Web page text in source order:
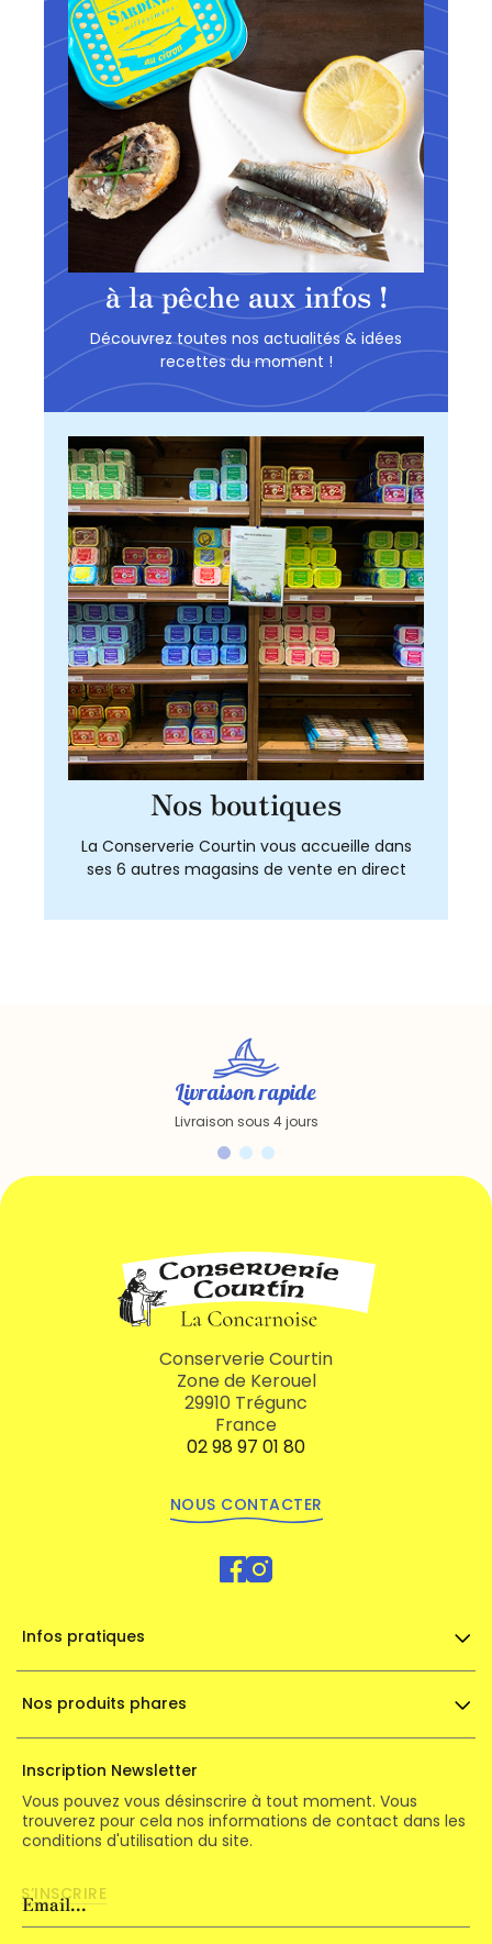
à la pêche aux infos !
Découvrez toutes nos actualités & idées
recettes du moment !
Nos boutiques
La Conserverie Courtin vous accueille dans
ses 6 autres magasins de vente en direct
Livraison rapide
Livraison sous 4 jours
Conserverie Courtin
Zone de Kerouel
29910 Trégunc
France
02 98 97 01 80
NOUS CONTACTER
Infos pratiques
Nos produits phares
Inscription Newsletter
Vous pouvez vous désinscrire à tout moment. Vous
trouverez pour cela nos informations de contact dans les
conditions d'utilisation du site.